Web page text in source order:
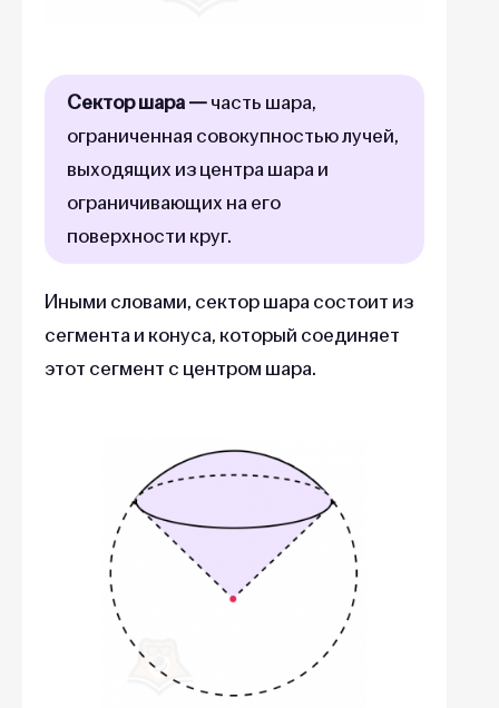
Сектор шара —часть шара,
ограниченная совокупностью лучей,
выходящих из центра шара и
ограничивающих на его
поверхности круг.
Иными словами, сектор шара состоит из
сегмента и конуса, который соединяет
этот сегмент с центром шара.